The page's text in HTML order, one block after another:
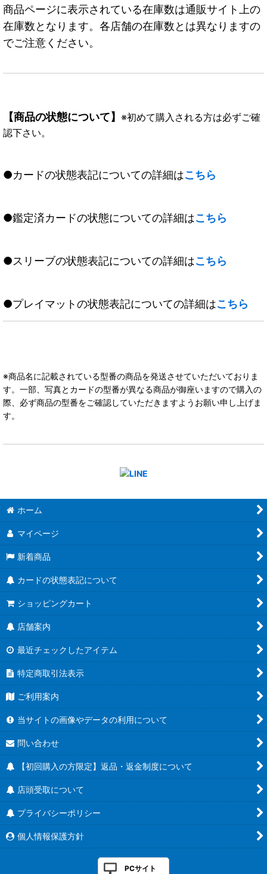
商品ページに表示されている在庫数は通販サイト上の
在庫数となります。各店舗の在庫数とは異なりますの
でご注意ください。
【商品の状態について】 ※初めて購入される方は必ずご確
認下さい。
●カードの状態表記についての詳細はこちら
●鑑定済カードの状態についての詳細はこちら
●スリーブの状態表記についての詳細はこちら
●プレイマットの状態表記についての詳細はこちら
※商品名に記載されている型番の商品を発送させていただいておりま
す。一部、写真とカードの型番が異なる商品が御座いますので購入の
際、必ず商品の型番をご確認していただきますようお願い申し上げま
す。
ホーム
マイページ
新着商品
カードの状態表記について
ショッピングカート
店舗案内
最近チェックしたアイテム
特定商取引法表示
ご利用案内
当サイトの画像やデータの利用について
問い合わせ
【初回購入の方限定】返品・返金制度について
店頭受取について
プライバシーポリシー
個人情報保護方針
PCサイト